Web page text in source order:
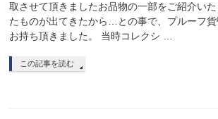
取させて頂きましたお品物の一部をご紹介い
たものが出てきたから…との事で、プルーフ
お持ち頂きました。 当時コレクシ …
この記事を読む